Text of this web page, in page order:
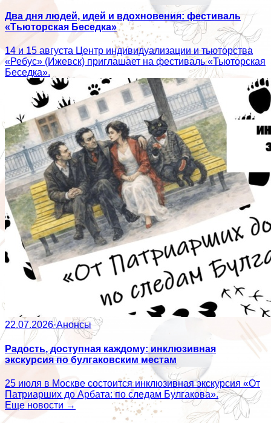
Два дня людей, идей и вдохновения: фестиваль
«Тьюторская Беседка»
14 и 15 августа Центр индивидуализации и тьюторства
«Ребус» (Ижевск) приглашает на фестиваль «Тьюторская
Беседка».
22.07.2026·Анонсы
Радость, доступная каждому: инклюзивная
экскурсия по булгаковским местам
25 июля в Москве состоится инклюзивная экскурсия «От
Патриарших до Арбата: по следам Булгакова».
Еще новости →